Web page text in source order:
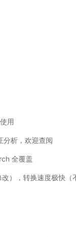
用
分析，欢迎查阅
全覆盖
改），转换速度极快（